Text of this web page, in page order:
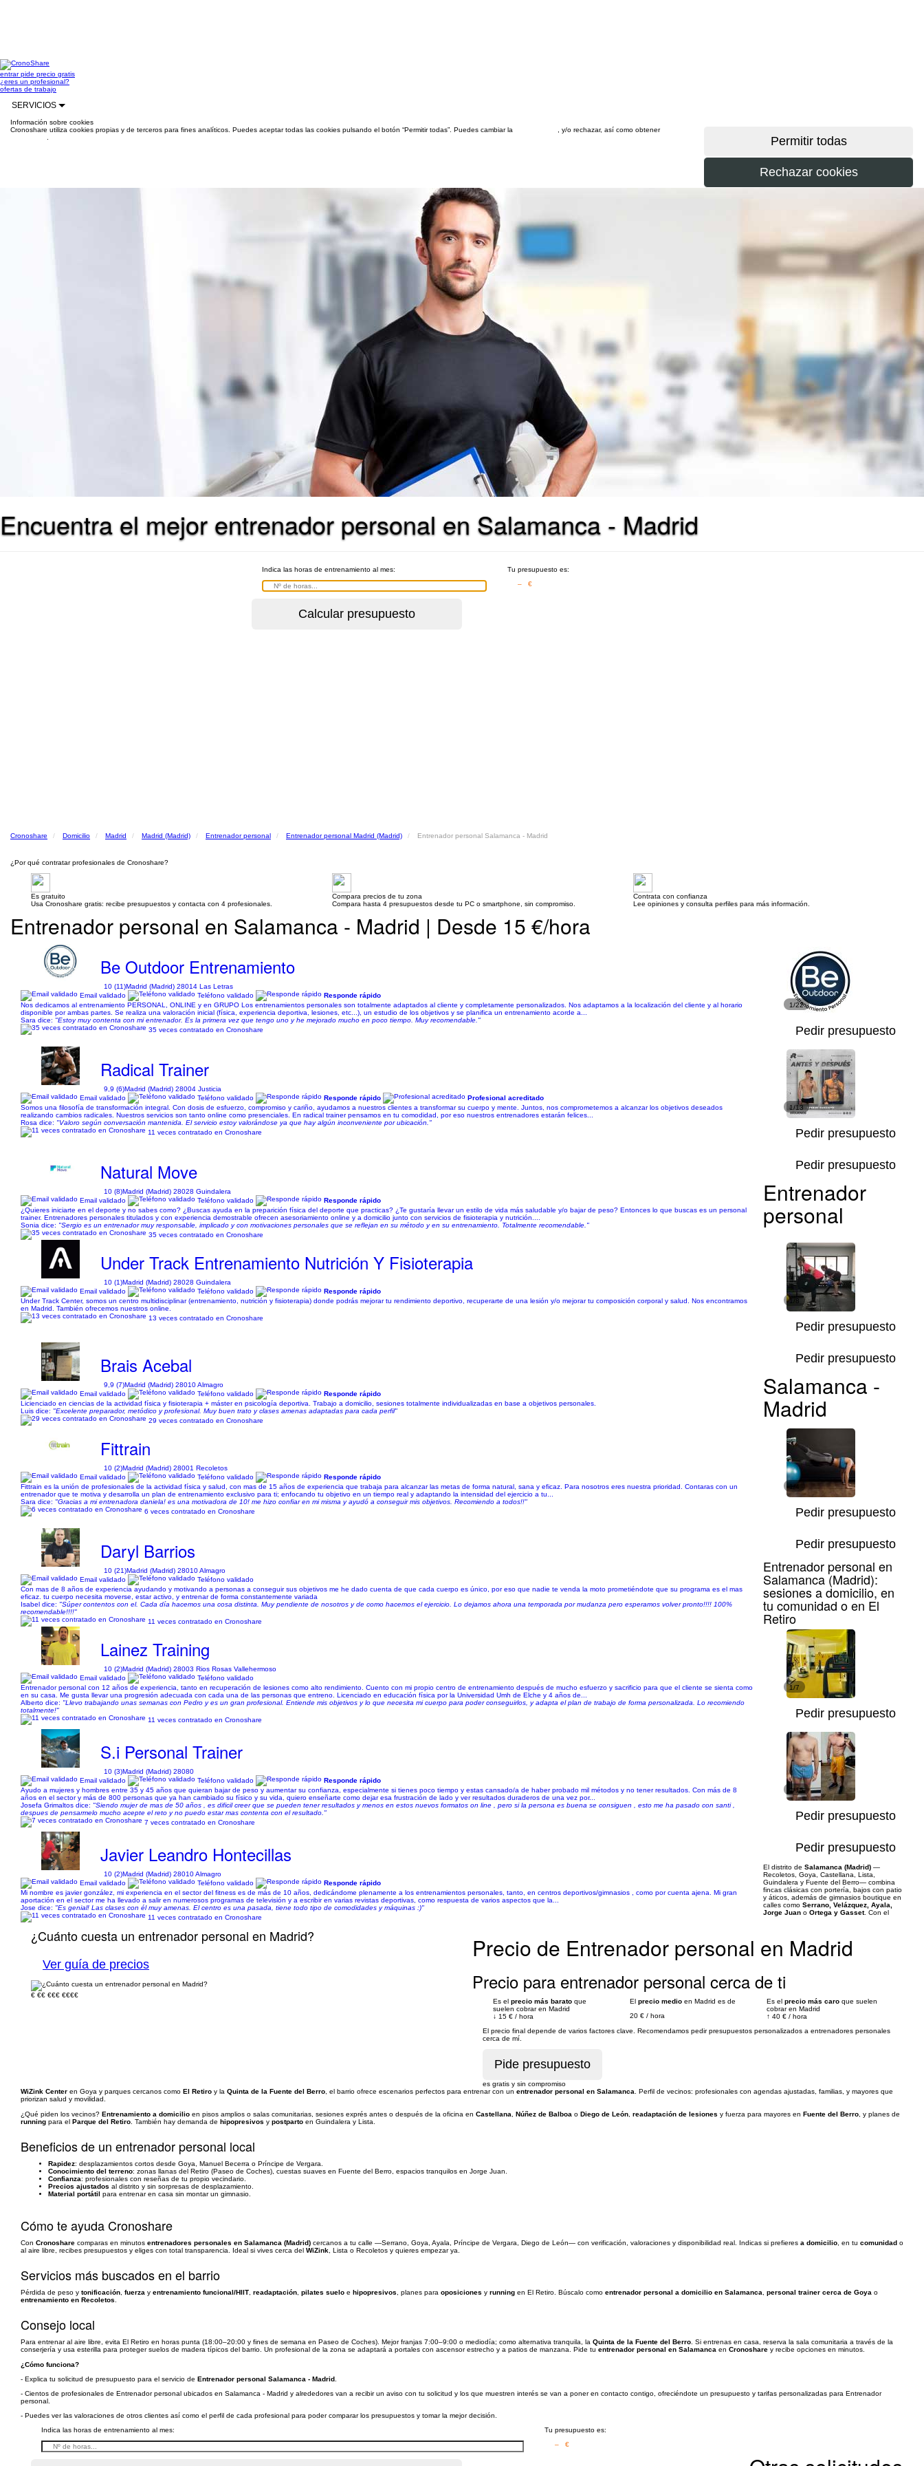
entrarpide precio gratis
¿eres un profesional?
ofertas de trabajo
SERVICIOS
Información sobre cookies
Cronoshare utiliza cookies propias y de terceros para fines analíticos. Puedes aceptar todas las cookies pulsando el botón “Permitir todas”. Puedes cambiar la
, y/o rechazar, así como obtener
Encuentra el mejor entrenador personal en Salamanca - Madrid
Indica las horas de entrenamiento al mes:
Tu presupuesto es:
– €
Cronoshare Domicilio Madrid Madrid (Madrid) Entrenador personal Entrenador personal Madrid (Madrid) Entrenador personal Salamanca - Madrid
¿Por qué contratar profesionales de Cronoshare?
Es gratuito
Usa Cronoshare gratis: recibe presupuestos y contacta con 4 profesionales.
Compara precios de tu zona
Compara hasta 4 presupuestos desde tu PC o smartphone, sin compromiso.
Contrata con confianza
Lee opiniones y consulta perfiles para más información.
Entrenador personal en Salamanca - Madrid | Desde 15 €/hora
Be Outdoor Entrenamiento
10 (11)Madrid (Madrid) 28014 Las Letras
Email validado
Teléfono validado
Responde rápido
Nos dedicamos al entrenamiento PERSONAL, ONLINE y en GRUPO Los entrenamientos personales son totalmente adaptados al cliente y completamente personalizados. Nos adaptamos a la localización del cliente y al horario
disponible por ambas partes. Se realiza una valoración inicial (física, experiencia deportiva, lesiones, etc...), un estudio de los objetivos y se planifica un entrenamiento acorde a...
Sara dice: "Estoy muy contenta con mi entrenador. Es la primera vez que tengo uno y he mejorado mucho en poco tiempo. Muy recomendable."
35 veces contratado en Cronoshare
1/22
Pedir presupuesto
Radical Trainer
9,9 (6)Madrid (Madrid) 28004 Justicia
Email validado
Teléfono validado Responde rápido
Profesional acreditado
Somos una filosofía de transformación integral. Con dosis de esfuerzo, compromiso y cariño, ayudamos a nuestros clientes a transformar su cuerpo y mente. Juntos, nos comprometemos a alcanzar los objetivos deseados
realizando cambios radicales. Nuestros servicios son tanto online como presenciales. En radical trainer pensamos en tu comodidad, por eso nuestros entrenadores estarán felices...
Rosa dice: "Valoro según conversación mantenida. El servicio estoy valorándose ya que hay algún inconveniente por ubicación."
11 veces contratado en Cronoshare
1/13
Pedir presupuesto
Natural Move
10 (8)Madrid (Madrid) 28028 Guindalera
Email validado
Teléfono validado
Responde rápido
¿Quieres iniciarte en el deporte y no sabes como? ¿Buscas ayuda en la preparición física del deporte que practicas? ¿Te gustaría llevar un estilo de vida más saludable y/o bajar de peso? Entonces lo que buscas es un personal
trainer. Entrenadores personales titulados y con experiencia demostrable ofrecen asesoriamiento online y a domicilio junto con servicios de fisioterapia y nutrición....
Sonia dice: "Sergio es un entrenador muy responsable, implicado y con motivaciones personales que se reflejan en su método y en su entrenamiento. Totalmente recomendable."
35 veces contratado en Cronoshare
Pedir presupuesto
Under Track Entrenamiento Nutrición Y Fisioterapia
10 (1)Madrid (Madrid) 28028 Guindalera
Email validado
Teléfono validado
Responde rápido
Under Track Center, somos un centro multidisciplinar (entrenamiento, nutrición y fisioterapia) donde podrás mejorar tu rendimiento deportivo, recuperarte de una lesión y/o mejorar tu composición corporal y salud. Nos encontramos
en Madrid. También ofrecemos nuestros online.
13 veces contratado en Cronoshare
1/8
Pedir presupuesto
Brais Acebal
9,9 (7)Madrid (Madrid) 28010 Almagro
Email validado
Teléfono validado
Responde rápido
Licienciado en ciencias de la actividad física y fisioterapia + máster en psicología deportiva. Trabajo a domicilio, sesiones totalmente individualizadas en base a objetivos personales.
Luis dice: "Excelente preparador, metódico y profesional. Muy buen trato y clases amenas adaptadas para cada perfil"
29 veces contratado en Cronoshare
Pedir presupuesto
Fittrain
10 (2)Madrid (Madrid) 28001 Recoletos
Email validado
Teléfono validado
Responde rápido
Fittrain es la unión de profesionales de la actividad física y salud, con mas de 15 años de experiencia que trabaja para alcanzar las metas de forma natural, sana y eficaz. Para nosotros eres nuestra prioridad. Contaras con un
entrenador que te motiva y desarrolla un plan de entrenamiento exclusivo para ti; enfocando tu objetivo en un tiempo real y adaptando la intensidad del ejercicio a tu...
Sara dice: "Gracias a mi entrenadora daniela! es una motivadora de 10! me hizo confiar en mi misma y ayudó a conseguir mis objetivos. Recomiendo a todos!!"
6 veces contratado en Cronoshare
1/4
Pedir presupuesto
Daryl Barrios
10 (21)Madrid (Madrid) 28010 Almagro
Email validado
Teléfono validado
Con mas de 8 años de experiencia ayudando y motivando a personas a conseguir sus objetivos me he dado cuenta de que cada cuerpo es único, por eso que nadie te venda la moto prometiéndote que su programa es el mas
eficaz. tu cuerpo necesita moverse, estar activo, y entrenar de forma constantemente variada
Isabel dice: "Súper contentos con el. Cada día hacemos una cosa distinta. Muy pendiente de nosotros y de como hacemos el ejercicio. Lo dejamos ahora una temporada por mudanza pero esperamos volver pronto!!!! 100%
recomendable!!!!"
11 veces contratado en Cronoshare
Pedir presupuesto
Lainez Training
10 (2)Madrid (Madrid) 28003 Rios Rosas Vallehermoso
Email validado
Teléfono validado
Entrenador personal con 12 años de experiencia, tanto en recuperación de lesiones como alto rendimiento. Cuento con mi propio centro de entrenamiento después de mucho esfuerzo y sacrificio para que el cliente se sienta como
en su casa. Me gusta llevar una progresión adecuada con cada una de las personas que entreno. Licenciado en educación física por la Universidad Umh de Elche y 4 años de...
Alberto dice: "Llevo trabajando unas semanas con Pedro y es un gran profesional. Entiende mis objetivos y lo que necesita mi cuerpo para poder conseguirlos, y adapta el plan de trabajo de forma personalizada. Lo recomiendo
totalmente!"
11 veces contratado en Cronoshare
1/7
Pedir presupuesto
S.i Personal Trainer
10 (3)Madrid (Madrid) 28080
Email validado
Teléfono validado
Responde rápido
Ayudo a mujeres y hombres entre 35 y 45 años que quieran bajar de peso y aumentar su confianza, especialmente si tienes poco tiempo y estas cansado/a de haber probado mil métodos y no tener resultados. Con más de 8
años en el sector y más de 800 personas que ya han cambiado su físico y su vida, quiero enseñarte como dejar esa frustración de lado y ver resultados duraderos de una vez por...
Josefa Grimaltos dice: "Siendo mujer de mas de 50 años , es dificil creer que se pueden tener resultados y menos en estos nuevos formatos on line , pero si la persona es buena se consiguen , esto me ha pasado con santi ,
despues de pensarmelo mucho acepte el reto y no puedo estar mas contenta con el resultado."
7 veces contratado en Cronoshare
1/15
Pedir presupuesto
Javier Leandro Hontecillas
10 (2)Madrid (Madrid) 28010 Almagro
Email validado
Teléfono validado
Responde rápido
Mi nombre es javier gonzález, mi experiencia en el sector del fitness es de más de 10 años, dedicándome plenamente a los entrenamientos personales, tanto, en centros deportivos/gimnasios , como por cuenta ajena. Mi gran
aportación en el sector me ha llevado a salir en numerosos programas de televisión y a escribir en varias revistas deportivas, como respuesta de varios aspectos que la...
Jose dice: "Es genial! Las clases con él muy amenas. El centro es una pasada, tiene todo tipo de comodidades y máquinas :)"
11 veces contratado en Cronoshare
Pedir presupuesto
¿Cuánto cuesta un entrenador personal en Madrid?
Ver guía de precios
€ €€ €€€ €€€€
Precio de Entrenador personal en Madrid
Precio para entrenador personal cerca de ti
Es el precio más barato que
suelen cobrar en Madrid
↓ 15 € / hora
El precio medio en Madrid es de
20 € / hora
Es el precio más caro que suelen
cobrar en Madrid
↑ 40 € / hora
El precio final depende de varios factores clave. Recomendamos pedir presupuestos personalizados a entrenadores personales
cerca de mí.
es gratis y sin compromiso
Entrenador
personal
Salamanca -
Madrid
Entrenador personal en
Salamanca (Madrid):
sesiones a domicilio, en
tu comunidad o en El
Retiro
El distrito de Salamanca (Madrid) —
Recoletos, Goya, Castellana, Lista,
Guindalera y Fuente del Berro— combina
fincas clásicas con portería, bajos con patio
y áticos, además de gimnasios boutique en
calles como Serrano, Velázquez, Ayala,
Jorge Juan o Ortega y Gasset. Con el
WiZink Center en Goya y parques cercanos como El Retiro y la Quinta de la Fuente del Berro , el barrio ofrece escenarios perfectos para entrenar con un entrenador personal en Salamanca . Perfil de vecinos: profesionales con agendas ajustadas, familias, y mayores que
priorizan salud y movilidad.
¿Qué piden los vecinos? Entrenamiento a domicilio en pisos amplios o salas comunitarias, sesiones exprés antes o después de la oficina en Castellana Núñez de Balboa o Diego de León readaptación de lesiones y fuerza para mayores en Fuente del Berro , y planes de
running para el Parque del Retiro . También hay demanda de hipopresivos y postparto en Guindalera y Lista.
Beneficios de un entrenador personal local
Rapidez: desplazamientos cortos desde Goya, Manuel Becerra o Príncipe de Vergara.
Conocimiento del terreno: zonas llanas del Retiro (Paseo de Coches), cuestas suaves en Fuente del Berro, espacios tranquilos en Jorge Juan.
Confianza: profesionales con reseñas de tu propio vecindario.
Precios ajustados al distrito y sin sorpresas de desplazamiento.
Material portátil para entrenar en casa sin montar un gimnasio.
Cómo te ayuda Cronoshare
Con Cronoshare comparas en minutos entrenadores personales en Salamanca (Madrid) cercanos a tu calle —Serrano, Goya, Ayala, Príncipe de Vergara, Diego de León— con verificación, valoraciones y disponibilidad real. Indicas si prefieres a domicilio , en tu comunidad o
al aire libre, recibes presupuestos y eliges con total transparencia. Ideal si vives cerca del WiZink , Lista o Recoletos y quieres empezar ya.
Servicios más buscados en el barrio
Pérdida de peso y tonificación fuerza y entrenamiento funcional/HIIT readaptación pilates suelo e hipopresivos , planes para oposiciones y running en El Retiro. Búscalo como entrenador personal a domicilio en Salamanca personal trainer cerca de Goya o
entrenamiento en Recoletos
Consejo local
Para entrenar al aire libre, evita El Retiro en horas punta (18:00–20:00 y fines de semana en Paseo de Coches). Mejor franjas 7:00–9:00 o mediodía; como alternativa tranquila, la Quinta de la Fuente del Berro . Si entrenas en casa, reserva la sala comunitaria a través de la
conserjería y usa esterilla para proteger suelos de madera típicos del barrio. Un profesional de la zona se adaptará a portales con ascensor estrecho y a patios de manzana. Pide tu entrenador personal en Salamanca en Cronoshare y recibe opciones en minutos.
¿Cómo funciona?
- Explica tu solicitud de presupuesto para el servicio de Entrenador personal Salamanca - Madrid
- Cientos de profesionales de Entrenador personal ubicados en Salamanca - Madrid y alrededores van a recibir un aviso con tu solicitud y los que muestren interés se van a poner en contacto contigo, ofreciéndote un presupuesto y tarifas personalizadas para Entrenador
personal.
- Puedes ver las valoraciones de otros clientes así como el perfil de cada profesional para poder comparar los presupuestos y tomar la mejor decisión.
Indica las horas de entrenamiento al mes:
Tu presupuesto es:
– €